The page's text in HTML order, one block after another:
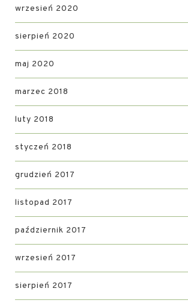
wrzesień 2020
sierpień 2020
maj 2020
marzec 2018
luty 2018
styczeń 2018
grudzień 2017
listopad 2017
październik 2017
wrzesień 2017
sierpień 2017